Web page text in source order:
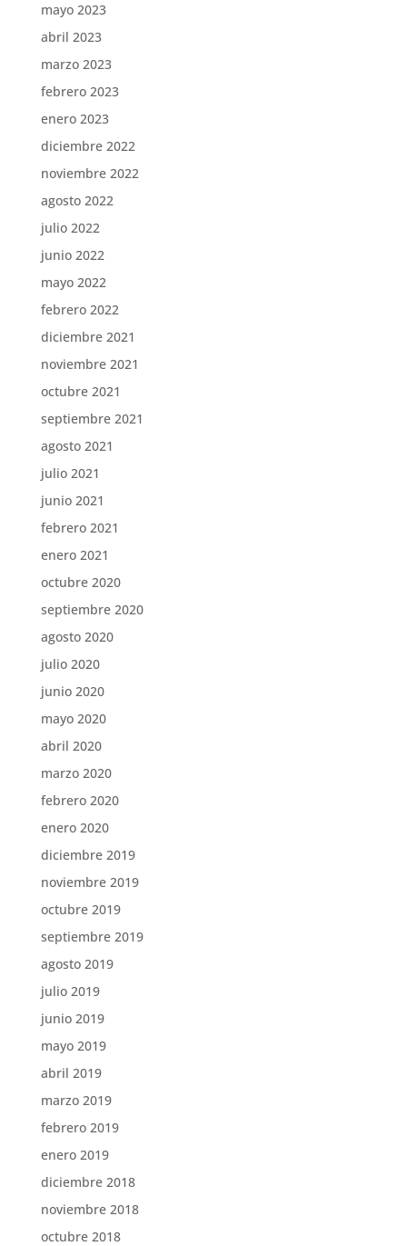
mayo 2023
abril 2023
marzo 2023
febrero 2023
enero 2023
diciembre 2022
noviembre 2022
agosto 2022
julio 2022
junio 2022
mayo 2022
febrero 2022
diciembre 2021
noviembre 2021
octubre 2021
septiembre 2021
agosto 2021
julio 2021
junio 2021
febrero 2021
enero 2021
octubre 2020
septiembre 2020
agosto 2020
julio 2020
junio 2020
mayo 2020
abril 2020
marzo 2020
febrero 2020
enero 2020
diciembre 2019
noviembre 2019
octubre 2019
septiembre 2019
agosto 2019
julio 2019
junio 2019
mayo 2019
abril 2019
marzo 2019
febrero 2019
enero 2019
diciembre 2018
noviembre 2018
octubre 2018